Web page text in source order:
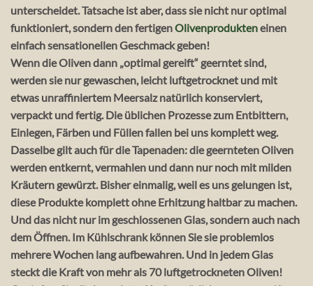
unterscheidet. Tatsache ist aber, dass sie nicht nur optimal
funktioniert, sondern den fertigenOlivenprodukteneinen
einfach sensationellen Geschmack geben!
Wenn die Oliven dann „optimal gereift“ geerntet sind,
werden sie nur gewaschen, leicht luftgetrocknet und mit
etwas unraffiniertem Meersalz natürlich konserviert,
verpackt und fertig. Die üblichen Prozesse zum Entbittern,
Einlegen, Färben und Füllen fallen bei uns komplett weg.
Dasselbe gilt auch für die Tapenaden: die geernteten Oliven
werden entkernt, vermahlen und dann nur noch mit milden
Kräutern gewürzt. Bisher einmalig, weil es uns gelungen ist,
diese Produkte komplett ohne Erhitzung haltbar zu machen.
Und das nicht nur im geschlossenen Glas, sondern auch nach
dem Öffnen. Im Kühlschrank können Sie sie problemlos
mehrere Wochen lang aufbewahren. Und in jedem Glas
steckt die Kraft von mehr als 70 luftgetrockneten Oliven!